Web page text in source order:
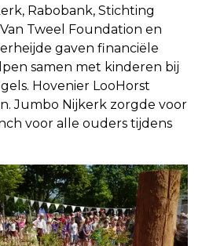
Rabobank, Stichting
Tweel Foundation en
gaven financiële
samen met kinderen bij
Hovenier LooHorst
Jumbo Nijkerk zorgde voor
voor alle ouders tijdens